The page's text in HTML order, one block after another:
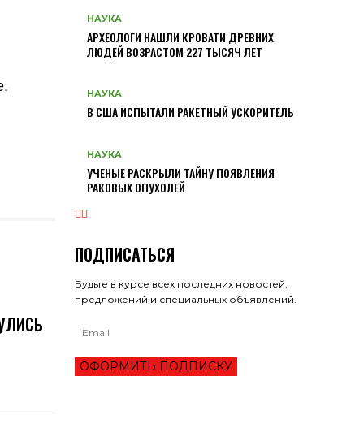
НАУКА
АРХЕОЛОГИ НАШЛИ КРОВАТИ ДРЕВНИХ
ЛЮДЕЙ ВОЗРАСТОМ 227 ТЫСЯЧ ЛЕТ
НАУКА
В США ИСПЫТАЛИ РАКЕТНЫЙ УСКОРИТЕЛЬ
НАУКА
УЧЕНЫЕ РАСКРЫЛИ ТАЙНУ ПОЯВЛЕНИЯ
РАКОВЫХ ОПУХОЛЕЙ
ПОДПИСАТЬСЯ
Будьте в курсе всех последних новостей,
предложений и специальных объявлений.
ОФОРМИТЬ ПОДПИСКУ